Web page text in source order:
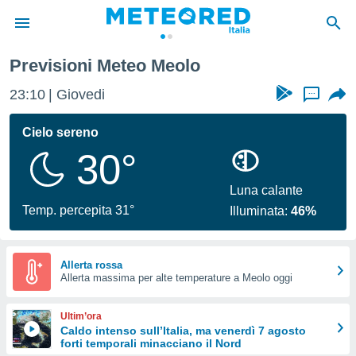
di
per
le
di
Web
le
Previsioni Meteo Meolo
23:10 Giovedi ...
Cielo sereno
30°
Temp. percepita 31°
Luna calante
Illuminata:46%
Allerta rossa
Allerta massima per alte temperature a Meolo oggi
Ultim’ora
Caldo intenso sull’Italia, ma venerdì 7 agosto
forti temporali minacciano il Nord